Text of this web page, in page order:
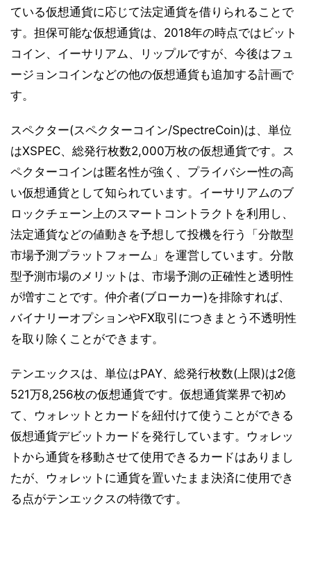
ている仮想通貨に応じて法定通貨を借りられることで
す。担保可能な仮想通貨は、2018年の時点ではビット
コイン、イーサリアム、リップルですが、今後はフュ
ージョンコインなどの他の仮想通貨も追加する計画で
す。
スペクター(スペクターコイン/SpectreCoin)は、単位
はXSPEC、総発行枚数2,000万枚の仮想通貨です。ス
ペクターコインは匿名性が強く、プライバシー性の高
い仮想通貨として知られています。イーサリアムのブ
ロックチェーン上のスマートコントラクトを利用し、
法定通貨などの値動きを予想して投機を行う「分散型
市場予測プラットフォーム」を運営しています。分散
型予測市場のメリットは、市場予測の正確性と透明性
が増すことです。仲介者(ブローカー)を排除すれば、
バイナリーオプションやFX取引につきまとう不透明性
を取り除くことができます。
テンエックスは、単位はPAY、総発行枚数(上限)は2億
521万8,256枚の仮想通貨です。仮想通貨業界で初め
て、ウォレットとカードを紐付けて使うことができる
仮想通貨デビットカードを発行しています。ウォレッ
トから通貨を移動させて使用できるカードはありまし
たが、ウォレットに通貨を置いたまま決済に使用でき
る点がテンエックスの特徴です。